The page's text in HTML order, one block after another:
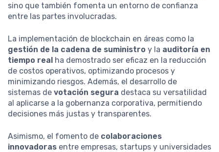
sino que también fomenta un entorno de confianza
entre las partes involucradas.
La implementación de blockchain en áreas como la
gestión de la cadena de suministro y la auditoría en
tiempo real ha demostrado ser eficaz en la reducción
de costos operativos, optimizando procesos y
minimizando riesgos. Además, el desarrollo de
sistemas de votación segura destaca su versatilidad
al aplicarse a la gobernanza corporativa, permitiendo
decisiones más justas y transparentes.
Asimismo, el fomento de colaboraciones
innovadoras entre empresas, startups y universidades